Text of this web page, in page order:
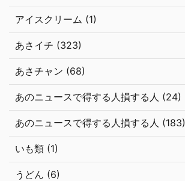
アイスクリーム (1)
あさイチ (323)
あさチャン (68)
あのニュースで得する人損する人 (24)
あのニュースで得する人損する人 (183)
いも類 (1)
うどん (6)